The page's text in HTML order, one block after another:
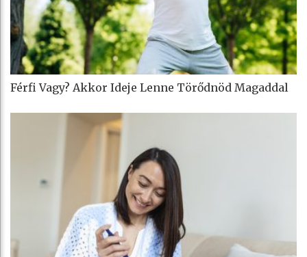
Férfi Vagy? Akkor Ideje Lenne Törődnöd Magaddal